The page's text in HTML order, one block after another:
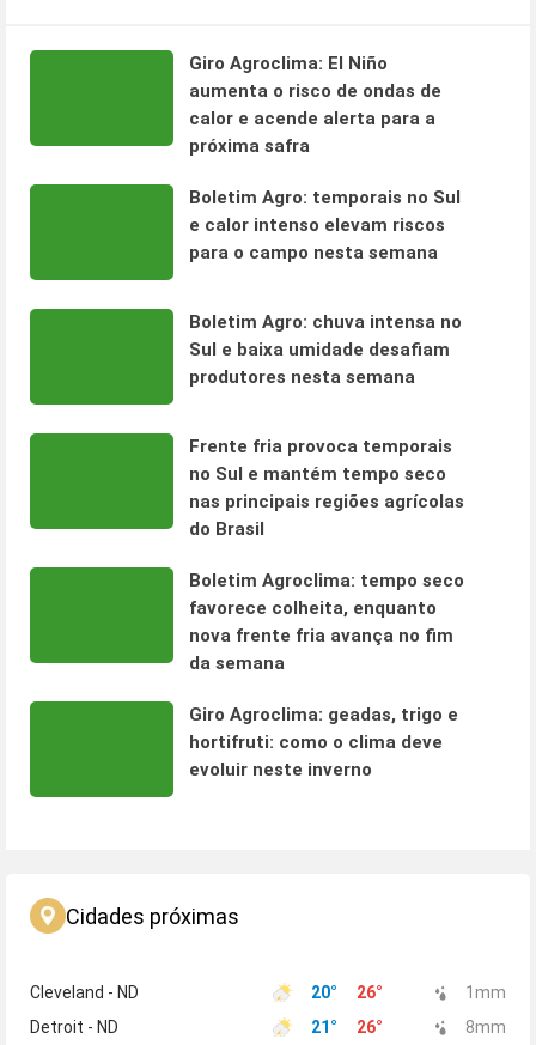
Giro Agroclima: El Niño
aumenta o risco de ondas de
calor e acende alerta para a
próxima safra
Boletim Agro: temporais no Sul
e calor intenso elevam riscos
para o campo nesta semana
Boletim Agro: chuva intensa no
Sul e baixa umidade desafiam
produtores nesta semana
Frente fria provoca temporais
no Sul e mantém tempo seco
nas principais regiões agrícolas
do Brasil
Boletim Agroclima: tempo seco
favorece colheita, enquanto
nova frente fria avança no fim
da semana
Giro Agroclima: geadas, trigo e
hortifruti: como o clima deve
evoluir neste inverno
Cidades próximas
Cleveland - ND 20° 26° 1 mm
Detroit - ND
21° 26° 8mm